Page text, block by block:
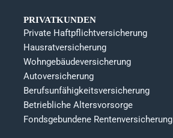
PRIVATKUNDEN
Private Haftpflichtversicherung
Hausratversicherung
Wohngebäudeversicherung
Autoversicherung
Berufsunfähigkeitsversicherung
Betriebliche Altersvorsorge
Fondsgebundene Rentenversicherung